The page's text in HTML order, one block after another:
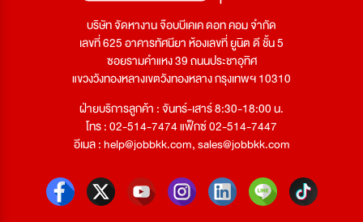
บริษัท จัดหางาน จ๊อบบีเคเค ดอท คอม จำกัด
เลขที่ 625 อาคารทัศนียา ห้องเลขที่ ยูนิต ดี ชั้น 5
ซอยรามคำแหง 39 ถนนประชาอุทิศ
แขวงวังทองหลางเขตวังทองหลาง กรุงเทพฯ 10310
ฝ่ายบริการลูกค้า : จันทร์-เสาร์ 8:30-18:00 น.
โทร : 02-514-7474 แฟ็กซ์ 02-514-7447
อีเมล :help@jobbkk.com,sales@jobbkk.com